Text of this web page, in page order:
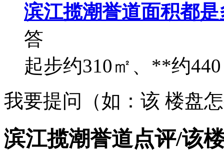
滨江揽潮誉道面积都
答
起步约310㎡、**约
我要提问（如：该 楼盘
滨江揽潮誉道点评/该